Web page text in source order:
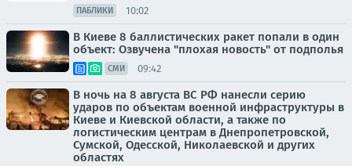
ПАБЛИКИ 10:02
В Киеве 8 баллистических ракет попали в один
объект: Озвучена "плохая новость" от подполья
СМИ 09:42
В ночь на 8 августа ВС РФ нанесли серию
ударов по объектам военной инфраструктуры в
Киеве и Киевской области, а также по
логистическим центрам в Днепропетровской,
Сумской, Одесской, Николаевской и других
областях